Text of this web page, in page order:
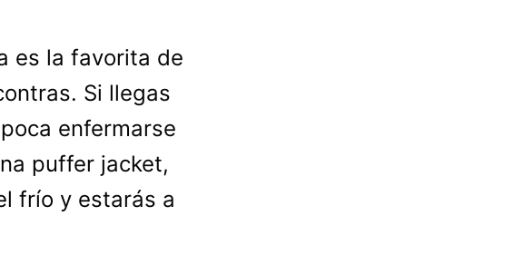
es la favorita de
Si llegas
enfermarse
puffer jacket,
frío y estarás a